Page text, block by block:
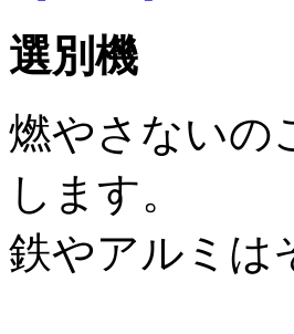
選別機
燃やさないの
します。
鉄やアルミは